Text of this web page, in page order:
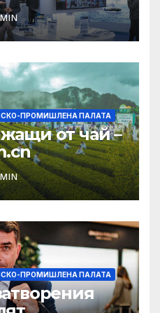
на AI
ПРОМИШЛЕНА ПАЛАТА
от чай –
ПРОМИШЛЕНА ПАЛАТА